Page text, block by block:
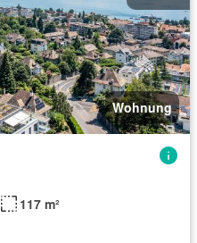
Wohnung
117 m²